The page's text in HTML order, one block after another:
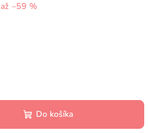
až –59 %
Do košíka